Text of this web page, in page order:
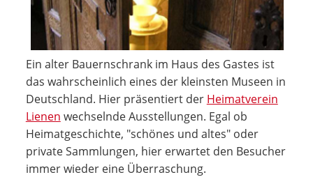
Ein alter Bauernschrank im Haus des Gastes ist
das wahrscheinlich eines der kleinsten Museen in
Deutschland. Hier präsentiert der Heimatverein
Lienen wechselnde Ausstellungen. Egal ob
Heimatgeschichte, "schönes und altes" oder
private Sammlungen, hier erwartet den Besucher
immer wieder eine Überraschung.